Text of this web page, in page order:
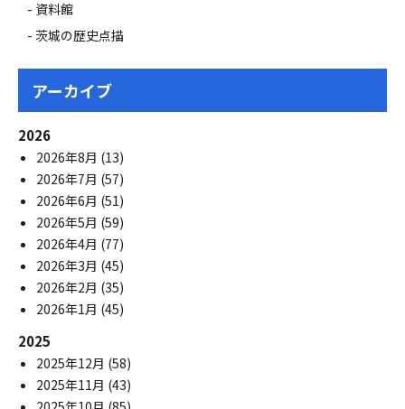
資料館
茨城の歴史点描
アーカイブ
2026
2026年8月 (13)
2026年7月 (57)
2026年6月 (51)
2026年5月 (59)
2026年4月 (77)
2026年3月 (45)
2026年2月 (35)
2026年1月 (45)
2025
2025年12月 (58)
2025年11月 (43)